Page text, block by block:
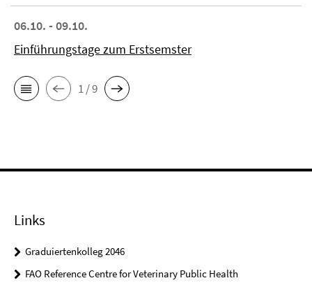
06.10. - 09.10.
Einführungstage zum Erstsemster
1 / 9
Links
Graduiertenkolleg 2046
FAO Reference Centre for Veterinary Public Health